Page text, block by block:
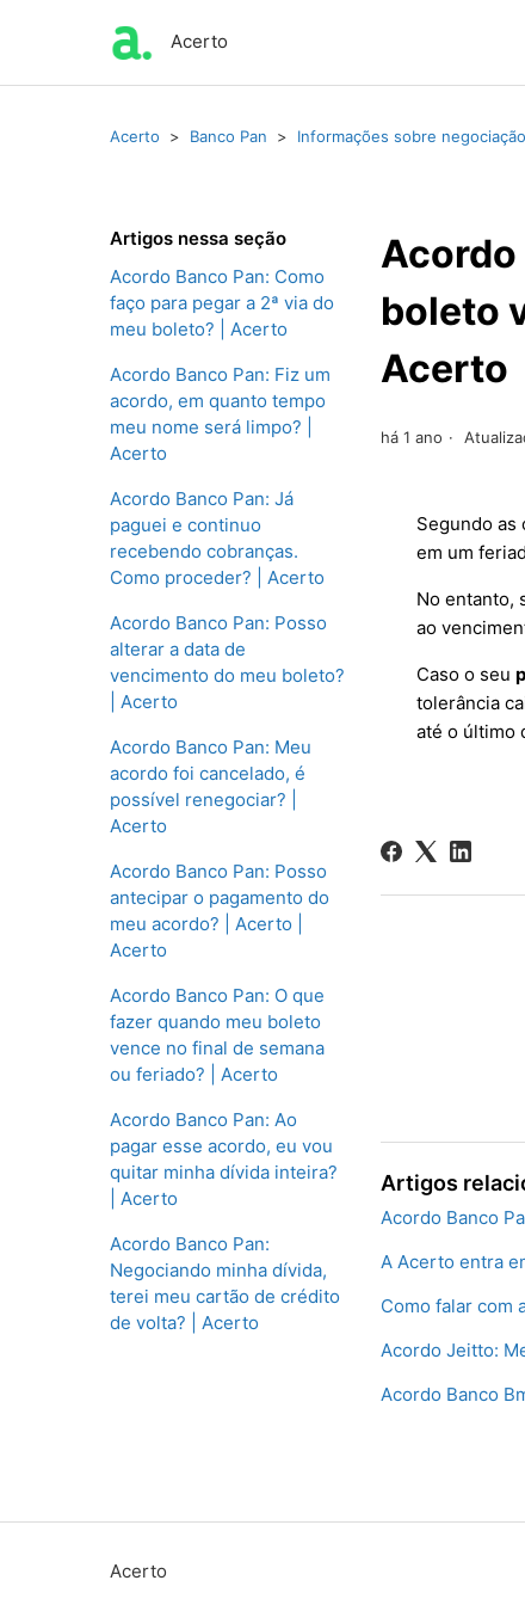
Acerto
Acerto Banco Pan Informações sobre negociação
Artigos nessa seção
Acordo Banco Pan: Como
faço para pegar a 2ª via do
meu boleto? | Acerto
Acordo Banco Pan: Fiz um
acordo, em quanto tempo
meu nome será limpo? |
Acerto
Acordo Banco Pan: Já
paguei e continuo
recebendo cobranças.
Como proceder? | Acerto
Acordo Banco Pan: Posso
alterar a data de
vencimento do meu boleto?
| Acerto
Acordo Banco Pan: Meu
acordo foi cancelado, é
possível renegociar? |
Acerto
Acordo Banco Pan: Posso
antecipar o pagamento do
meu acordo? | Acerto |
Acerto
Acordo Banco Pan: O que
fazer quando meu boleto
vence no final de semana
ou feriado? | Acerto
Acordo Banco Pan: Ao
pagar esse acordo, eu vou
quitar minha dívida inteira?
| Acerto
Acordo Banco Pan:
Negociando minha dívida,
terei meu cartão de crédito
de volta? | Acerto
Acordo
boleto
Acerto
há 1 ano
Segundo as
em um
No entanto,
ao
Caso o seu
tolerância
até o último
Artigos
Acordo Banco
A Acerto entra
Como falar com
Acordo Jeitto:
Acordo Banco
Acerto